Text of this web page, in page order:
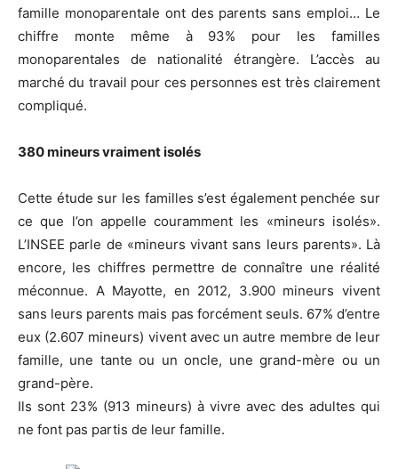
famille monoparentale ont des parents sans emploi… Le
chiffre monte même à 93% pour les familles
monoparentales de nationalité étrangère. L’accès au
marché du travail pour ces personnes est très clairement
compliqué.
380 mineurs vraiment isolés
Cette étude sur les familles s’est également penchée sur
ce que l’on appelle couramment les «mineurs isolés».
L’INSEE parle de «mineurs vivant sans leurs parents». Là
encore, les chiffres permettre de connaître une réalité
méconnue. A Mayotte, en 2012, 3.900 mineurs vivent
sans leurs parents mais pas forcément seuls. 67% d’entre
eux (2.607 mineurs) vivent avec un autre membre de leur
famille, une tante ou un oncle, une grand-mère ou un
grand-père.
Ils sont 23% (913 mineurs) à vivre avec des adultes qui
ne font pas partis de leur famille.